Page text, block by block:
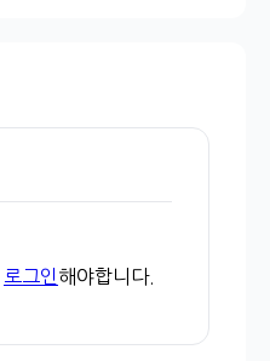
로그인 해야합니다.